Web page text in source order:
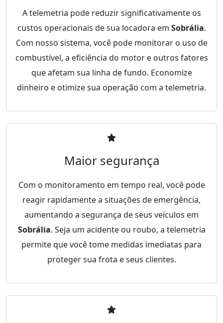
A telemetria pode reduzir significativamente os
custos operacionais de sua locadora em Sobrália.
Com nosso sistema, você pode monitorar o uso de
combustível, a eficiência do motor e outros fatores
que afetam sua linha de fundo. Economize
dinheiro e otimize sua operação com a telemetria.
Maior segurança
Com o monitoramento em tempo real, você pode
reagir rapidamente a situações de emergência,
aumentando a segurança de seus veículos em
Sobrália. Seja um acidente ou roubo, a telemetria
permite que você tome medidas imediatas para
proteger sua frota e seus clientes.